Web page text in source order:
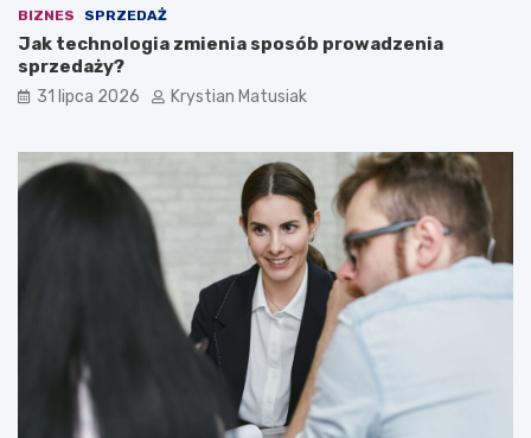
BIZNES SPRZEDAŻ
Jak technologia zmienia sposób prowadzenia
sprzedaży?
31 lipca 2026 Krystian Matusiak